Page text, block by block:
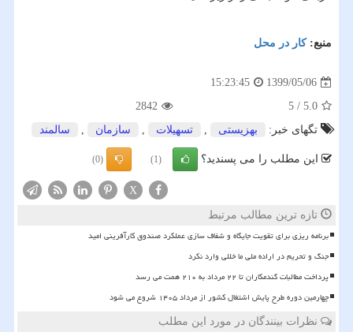
منبع:كار در محل
1399/05/06
15:23:45
5.0
/
5
2842
تگهای خبر:
بهزیستی , تسهیلات , سازمان , سالمند
این مطلب را می پسندید؟ (1)
(0)
X
تازه ترین مطالب مرتبط
برنامه ریزی برای تقویت جایگاه و شفاف سازی عملکرد صندوق کارآفرینی امید
جنگ و تحریم در اراده ملی ما خللی وارد نکرد
پرداخت مطالبات گندمکاران تا ۲۲ مرداد به ۲۱۰ همت می رسد
چهارمین دوره طرح پایش اشتغال کشور از مرداد ۱۴۰۵ شروع می شود
نظرات بینندگان در مورد این مطلب